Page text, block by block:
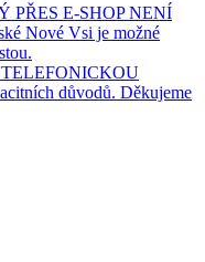
PŘES E-SHOP NENÍ
Nové Vsi je možné
důvodů. Děkujeme